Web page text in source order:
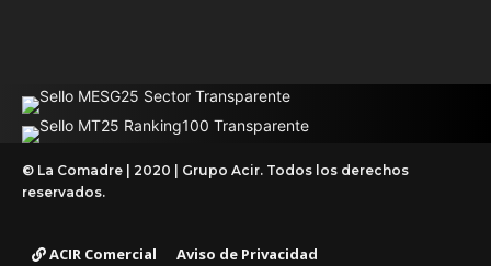
© La Comadre | 2020 | Grupo Acir. Todos los derechos
reservados.
ACIR Comercial Aviso de Privacidad